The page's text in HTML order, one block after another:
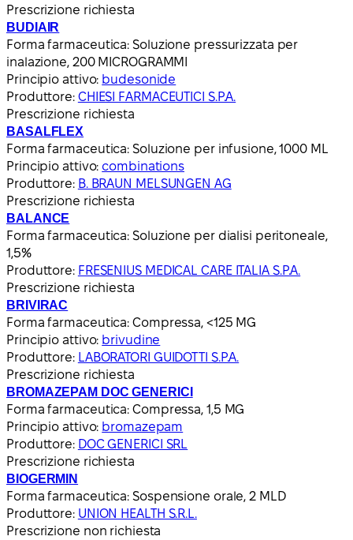
Prescrizione richiesta
BUDIAIR
Forma farmaceutica: Soluzione pressurizzata per
inalazione, 200 MICROGRAMMI
Principio attivo: budesonide
Produttore: CHIESI FARMACEUTICI S.P.A.
Prescrizione richiesta
BASALFLEX
Forma farmaceutica: Soluzione per infusione, 1000 ML
Principio attivo: combinations
Produttore: B. BRAUN MELSUNGEN AG
Prescrizione richiesta
BALANCE
Forma farmaceutica: Soluzione per dialisi peritoneale,
1,5%
Produttore: FRESENIUS MEDICAL CARE ITALIA S.P.A.
Prescrizione richiesta
BRIVIRAC
Forma farmaceutica: Compressa, <125 MG
Principio attivo: brivudine
Produttore: LABORATORI GUIDOTTI S.P.A.
Prescrizione richiesta
BROMAZEPAM DOC GENERICI
Forma farmaceutica: Compressa, 1,5 MG
Principio attivo: bromazepam
Produttore: DOC GENERICI SRL
Prescrizione richiesta
BIOGERMIN
Forma farmaceutica: Sospensione orale, 2 MLD
Produttore: UNION HEALTH S.R.L.
Prescrizione non richiesta